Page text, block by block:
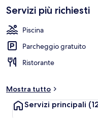
popolare
Servizi più richiesti
Piscina
Parcheggio gratuito
Ristorante
Mostra tutto
Servizi principali